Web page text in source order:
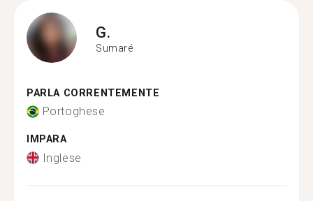
G.
Sumaré
PARLA CORRENTEMENTE
Portoghese
IMPARA
Inglese